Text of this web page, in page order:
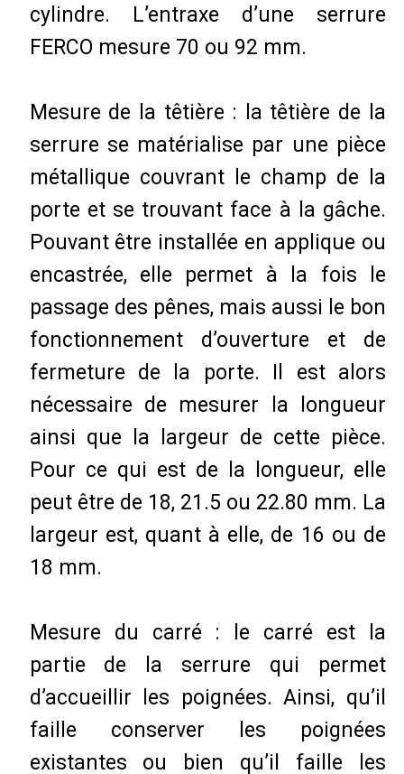
cylindre. L’entraxe d’une serrure
FERCO mesure 70 ou 92 mm.
Mesure de la têtière : la têtière de la
serrure se matérialise par une pièce
métallique couvrant le champ de la
porte et se trouvant face à la gâche.
Pouvant être installée en applique ou
encastrée, elle permet à la fois le
passage des pênes, mais aussi le bon
fonctionnement d’ouverture et de
fermeture de la porte. Il est alors
nécessaire de mesurer la longueur
ainsi que la largeur de cette pièce.
Pour ce qui est de la longueur, elle
peut être de 18, 21.5 ou 22.80 mm. La
largeur est, quant à elle, de 16 ou de
18 mm.
Mesure du carré : le carré est la
partie de la serrure qui permet
d’accueillir les poignées. Ainsi, qu’il
faille conserver les poignées
existantes ou bien qu’il faille les